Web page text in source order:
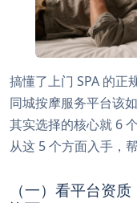
搞懂了上门 SPA 的正
同城按摩服务平台该
其实选择的核心就 6
从这 5 个方面入手，
（一）看平台资